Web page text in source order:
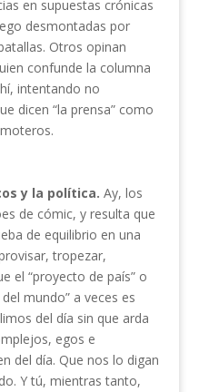
en supuestas crónicas
desmontadas por
Otros opinan
confunde la columna
intentando no
dicen “la prensa” como
y la política. Ay, los
de cómic, y resulta que
de equilibrio en una
tropezar,
el “proyecto de país” o
mundo” a veces es
del día sin que arda
egos e
del día. Que nos lo digan
Y tú, mientras tanto,